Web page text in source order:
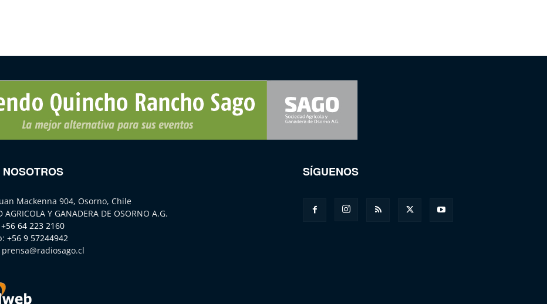
Mackenna 904, Osorno, Chile
AGRICOLA Y GANADERA DE OSORNO A.G.
+56 64 223 2160
+56 9 57244942
prensa@radiosago.cl
SÍGUENOS